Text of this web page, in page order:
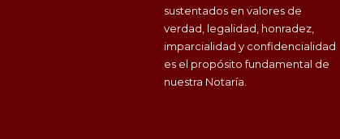
sustentados en valores de
verdad, legalidad, honradez,
imparcialidad y confidencialidad
es el propósito fundamental de
nuestra Notaría.